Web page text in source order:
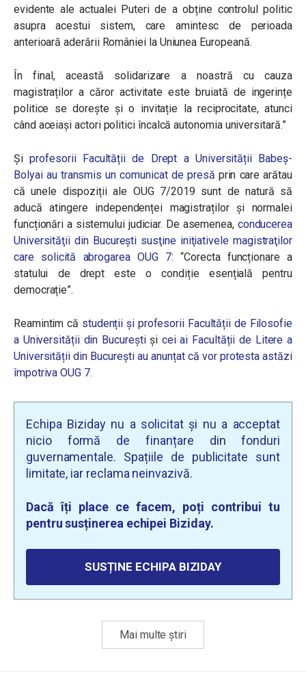
evidente ale actualei Puteri de a obține controlul politic
asupra acestui sistem, care amintesc de perioada
anterioară aderării României la Uniunea Europeană.
În final, această solidarizare a noastră cu cauza
magistraților a căror activitate este bruiată de ingerințe
politice se dorește și o invitație la reciprocitate, atunci
când aceiași actori politici încalcă autonomia universitară.”
Șiprofesorii Facultății de Drept a Universității Babeș-
Bolyai au transmis un comunicat de presă prin care arătau
că unele dispoziții ale OUG 7/2019 sunt de natură să
aducă atingere independenței magistraților și normalei
funcționări a sistemului judiciar. De asemenea, conducerea
Universităţii din Bucureşti susţine iniţiativele magistraţilor
care solicită abrogarea OUG 7: “Corecta funcționare a
statului de drept este o condiție esențială pentru
democrație”.
Reamintim că studenții și profesorii Facultății de Filosofie
a Universității din Bucureștiși cei ai Facultății de Litere a
Universității din București au anunțat că vor protesta astăzi
împotriva OUG 7.
Echipa Biziday nu a solicitat și nu a acceptat
nicio formă de finanțare din fonduri
guvernamentale. Spațiile de publicitate sunt
limitate, iar reclama neinvazivă.
Dacă îți place ce facem, poți contribui tu
pentru susținerea echipei Biziday.
SUSȚINE ECHIPA BIZIDAY
Mai multe știri